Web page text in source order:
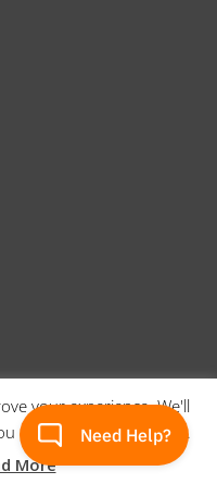
your experience. We'll
can opt-out if you wish.
More